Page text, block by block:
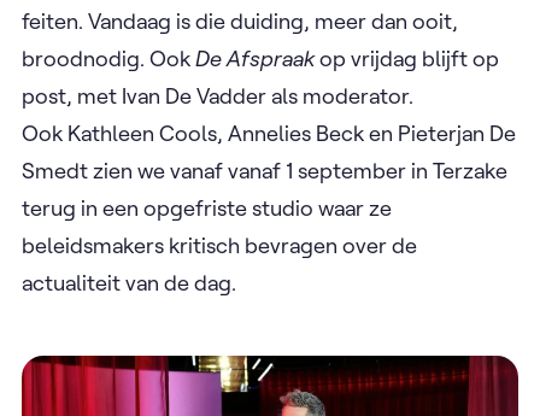
feiten. Vandaag is die duiding, meer dan ooit,
broodnodig. OokDe Afspraakop vrijdag blijft op
post, met Ivan De Vadder als moderator.
Ook Kathleen Cools, Annelies Beck en Pieterjan De
Smedt zien we vanaf vanaf 1 september in Terzake
terug in een opgefriste studio waar ze
beleidsmakers kritisch bevragen over de
actualiteit van de dag.